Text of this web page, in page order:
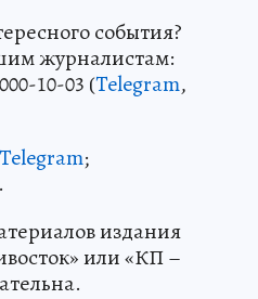
события?
журналистам:
10-03 (Telegram,
Telegram;
.
издания
или «КП –